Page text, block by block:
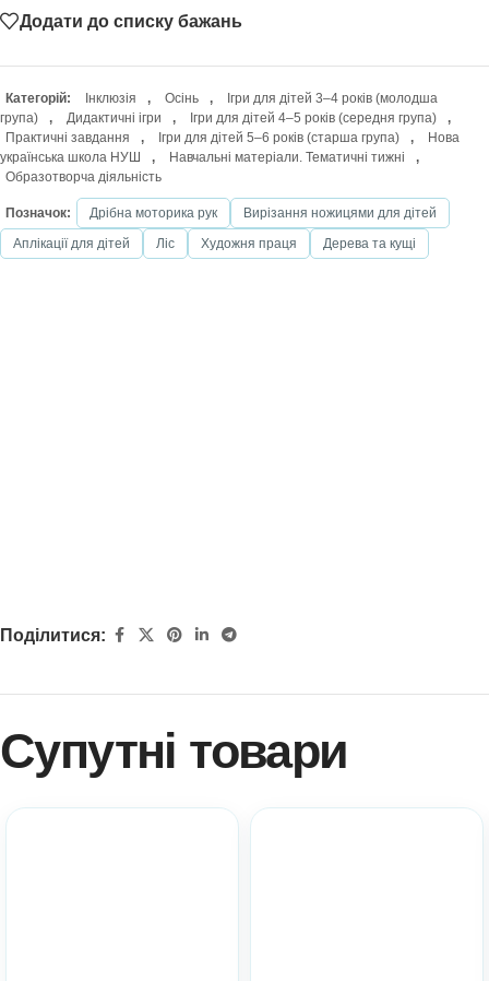
Додати до списку бажань
Категорій: Інклюзія , Осінь ,
Ігри для дітей 3–4 років (молодша
група)
, Дидактичні ігри , Ігри для дітей 4–5 років (середня група)
,
Практичні завдання
, Ігри для дітей 5–6 років (старша група) ,
Нова
українська школа НУШ
, Навчальні матеріали. Тематичні тижні
,
Образотворча діяльність
Позначок: Дрібна моторика рук
Вирізання ножицями для дітей
Аплікації для дітей
Ліс Художня праця Дерева та кущі
Поділитися:
Супутні товари